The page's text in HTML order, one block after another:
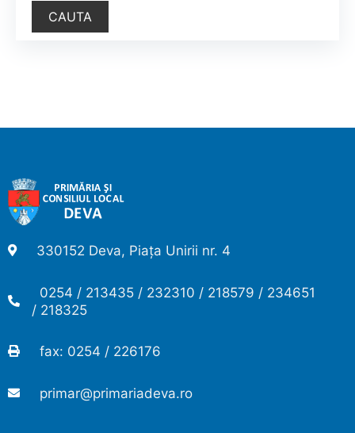
330152 Deva, Piața Unirii nr. 4
0254 / 213435 / 232310 / 218579 / 234651
/ 218325
fax: 0254 / 226176
primar@primariadeva.ro